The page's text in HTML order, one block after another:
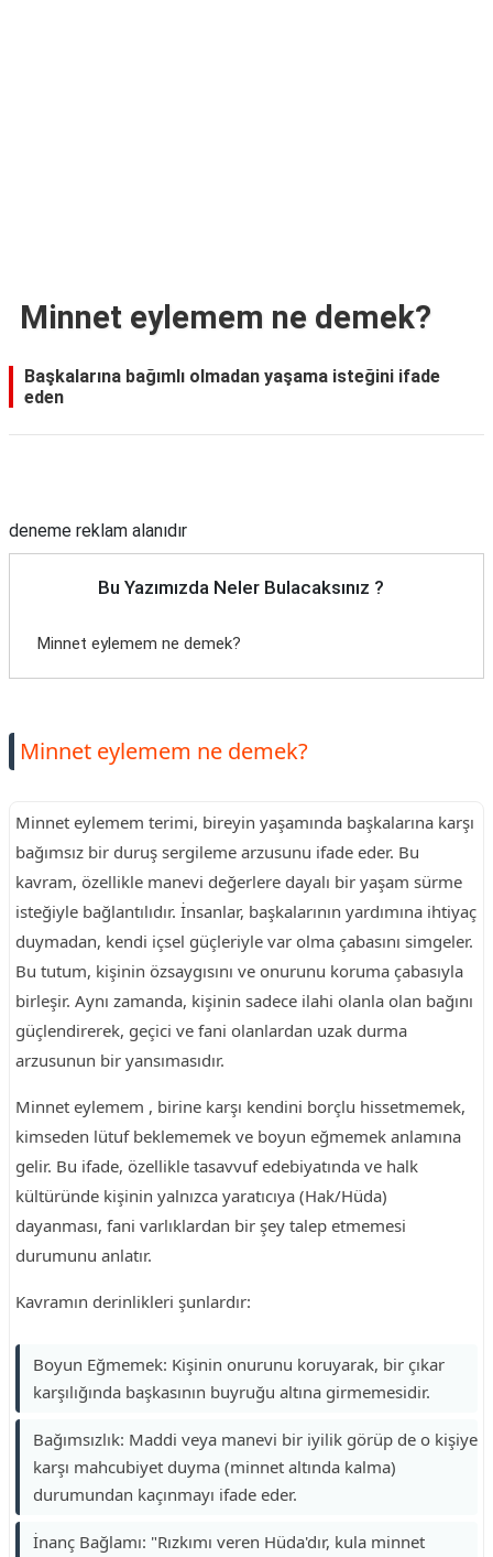
Minnet eylemem ne demek?
Başkalarına bağımlı olmadan yaşama isteğini ifade
eden
deneme reklam alanıdır
Bu Yazımızda Neler Bulacaksınız ?
Minnet eylemem ne demek?
Minnet eylemem ne demek?
Minnet eylemem terimi, bireyin yaşamında başkalarına karşı
bağımsız bir duruş sergileme arzusunu ifade eder. Bu
kavram, özellikle manevi değerlere dayalı bir yaşam sürme
isteğiyle bağlantılıdır. İnsanlar, başkalarının yardımına ihtiyaç
duymadan, kendi içsel güçleriyle var olma çabasını simgeler.
Bu tutum, kişinin özsaygısını ve onurunu koruma çabasıyla
birleşir. Aynı zamanda, kişinin sadece ilahi olanla olan bağını
güçlendirerek, geçici ve fani olanlardan uzak durma
arzusunun bir yansımasıdır.
Minnet eylemem , birine karşı kendini borçlu hissetmemek,
kimseden lütuf beklememek ve boyun eğmemek anlamına
gelir. Bu ifade, özellikle tasavvuf edebiyatında ve halk
kültüründe kişinin yalnızca yaratıcıya (Hak/Hüda)
dayanması, fani varlıklardan bir şey talep etmemesi
durumunu anlatır.
Kavramın derinlikleri şunlardır:
Boyun Eğmemek: Kişinin onurunu koruyarak, bir çıkar
karşılığında başkasının buyruğu altına girmemesidir.
Bağımsızlık: Maddi veya manevi bir iyilik görüp de o kişiye
karşı mahcubiyet duyma (minnet altında kalma)
durumundan kaçınmayı ifade eder.
İnanç Bağlamı: "Rızkımı veren Hüda'dır, kula minnet